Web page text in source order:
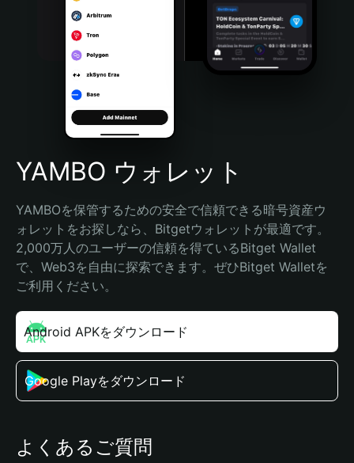
Bahasa Indonesia
Português (Brasil)
Español (Argentina)
YAMBO ウォレット
YAMBOを保管するための安全で信頼できる暗号資産ウ
ォレットをお探しなら、Bitgetウォレットが最適です。
2,000万人のユーザーの信頼を得ているBitget Wallet
で、Web3を自由に探索できます。ぜひBitget Walletを
ご利用ください。
Android APKをダウンロード
Google Playをダウンロード
よくあるご質問